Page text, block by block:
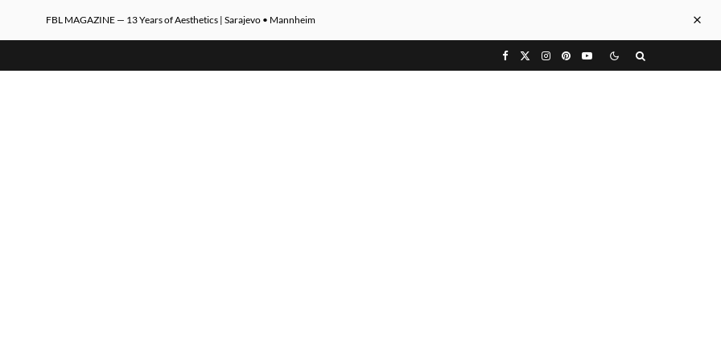
FBL MAGAZINE — 13 Years of Aesthetics | Sarajevo • Mannheim